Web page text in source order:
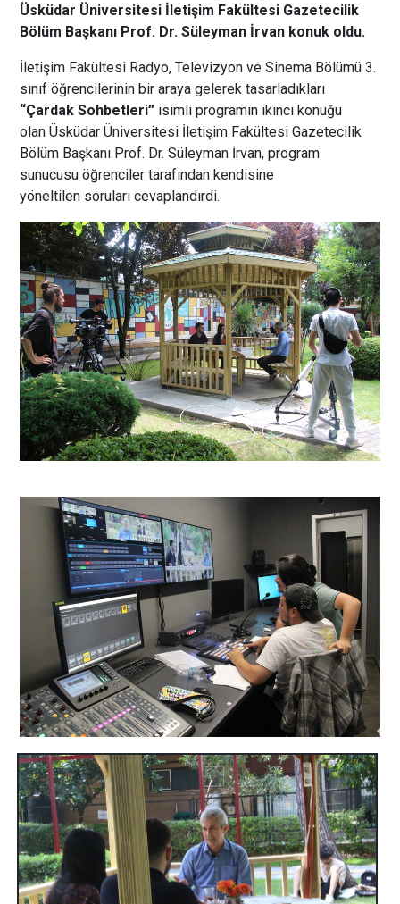
Üsküdar Üniversitesi İletişim Fakültesi Gazetecilik
Bölüm Başkanı Prof. Dr. Süleyman İrvan konuk oldu.
İletişim Fakültesi Radyo, Televizyon ve Sinema Bölümü 3.
sınıf öğrencilerinin bir araya gelerek tasarladıkları
“Çardak Sohbetleri” isimliprogramın ikinci konuğu
olan Üsküdar Üniversitesi İletişim Fakültesi Gazetecilik
Bölüm Başkanı Prof. Dr. Süleyman İrvan, program
sunucusu öğrenciler tarafından kendisine
yöneltilen soruları cevaplandırdi.